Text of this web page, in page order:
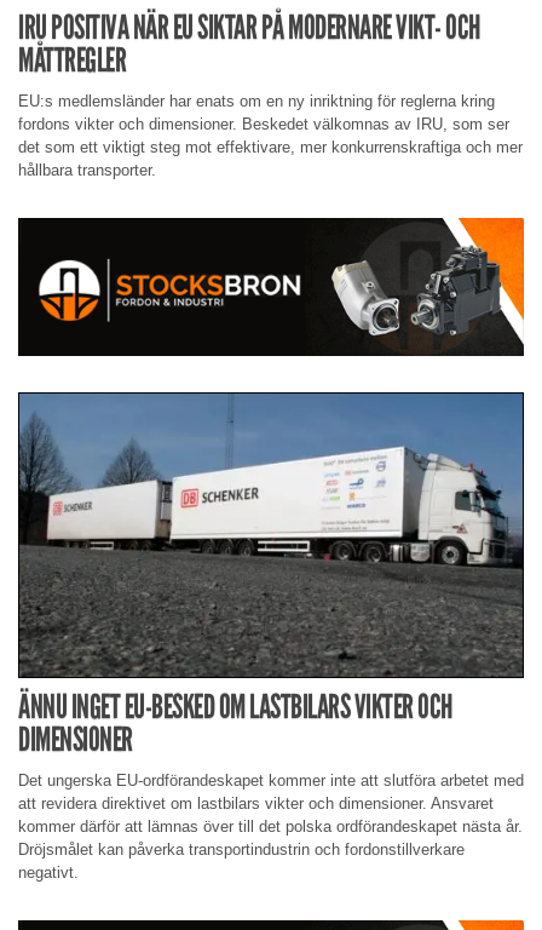
IRU POSITIVA NÄR EU SIKTAR PÅ MODERNARE VIKT- OCH
MÅTTREGLER
EU:s medlemsländer har enats om en ny inriktning för reglerna kring
fordons vikter och dimensioner. Beskedet välkomnas av IRU, som ser
det som ett viktigt steg mot effektivare, mer konkurrenskraftiga och mer
hållbara transporter.
ÄNNU INGET EU-BESKED OM LASTBILARS VIKTER OCH
DIMENSIONER
Det ungerska EU-ordförandeskapet kommer inte att slutföra arbetet med
att revidera direktivet om lastbilars vikter och dimensioner. Ansvaret
kommer därför att lämnas över till det polska ordförandeskapet nästa år.
Dröjsmålet kan påverka transportindustrin och fordonstillverkare
negativt.